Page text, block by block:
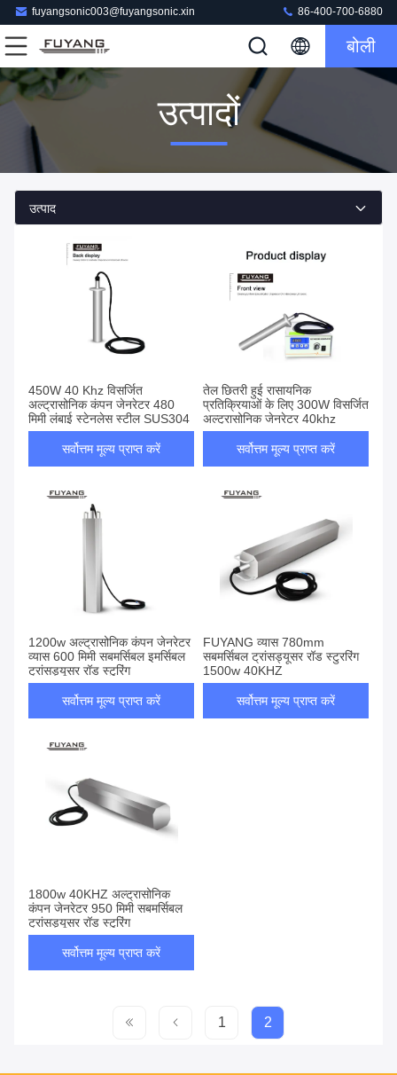
fuyangsonic003@fuyangsonic.xin 86-400-700-6880
बोली
उत्पादों
उत्पाद
450W 40 Khz विसर्जित
अल्ट्रासोनिक कंपन जेनरेटर 480
मिमी लंबाई स्टेनलेस स्टील SUS304
सर्वोत्तम मूल्य प्राप्त करें
तेल छितरी हुई रासायनिक
प्रतिक्रियाओं के लिए 300W विसर्जित
अल्ट्रासोनिक जेनरेटर 40khz
सर्वोत्तम मूल्य प्राप्त करें
1200w अल्ट्रासोनिक कंपन जेनरेटर
व्यास 600 मिमी सबमर्सिबल इमर्सिबल
ट्रांसड्यूसर रॉड स्टुरिंग
सर्वोत्तम मूल्य प्राप्त करें
FUYANG व्यास 780mm
सबमर्सिबल ट्रांसड्यूसर रॉड स्टुररिंग
1500w 40KHZ
सर्वोत्तम मूल्य प्राप्त करें
1800w 40KHZ अल्ट्रासोनिक
कंपन जेनरेटर 950 मिमी सबमर्सिबल
ट्रांसड्यूसर रॉड स्टुरिंग
सर्वोत्तम मूल्य प्राप्त करें
1 2